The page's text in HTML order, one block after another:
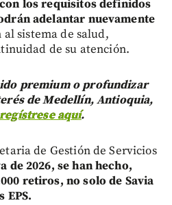
los requisitos definidos
adelantar nuevamente
sistema de salud,
de su atención.
premium o profundizar
de Medellín, Antioquia,
regístrese aquí.
de Gestión de Servicios
de 2026, se han hecho,
retiros, no solo de Savia
EPS.